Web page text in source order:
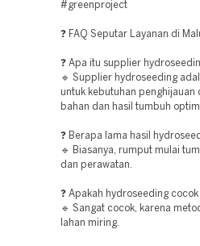
#greenproject
❓ FAQ Seputar Layanan di
❓ Apa itu supplier
🔹 Supplier hydroseeding
untuk kebutuhan penghijauan
bahan dan hasil tumbuh
❓ Berapa lama hasil
🔹 Biasanya, rumput mulai
dan perawatan.
❓ Apakah hydroseeding
🔹 Sangat cocok, karena
lahan miring.